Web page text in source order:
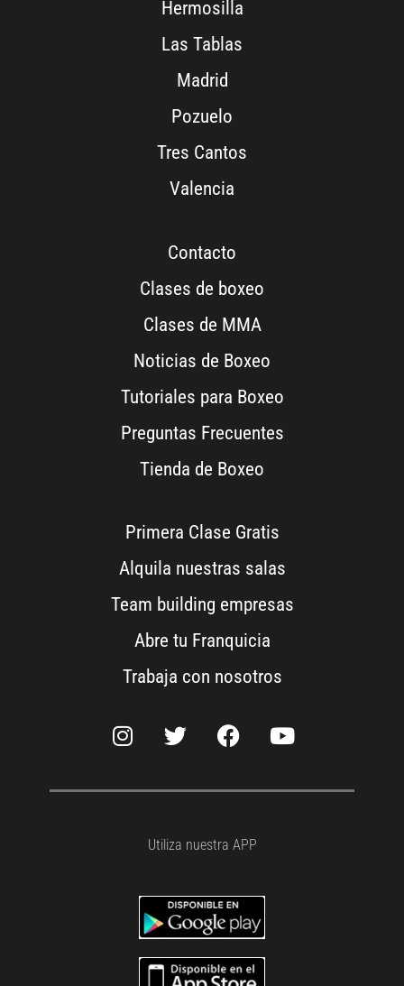
Hermosilla
Las Tablas
Madrid
Pozuelo
Tres Cantos
Valencia
Contacto
Clases de boxeo
Clases de MMA
Noticias de Boxeo
Tutoriales para Boxeo
Preguntas Frecuentes
Tienda de Boxeo
Primera Clase Gratis
Alquila nuestras salas
Team building empresas
Abre tu Franquicia
Trabaja con nosotros
Utiliza nuestra APP